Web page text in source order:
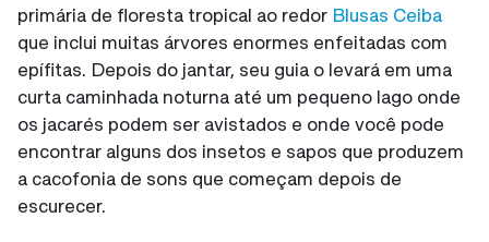
primária de floresta tropical ao redor Blusas Ceiba
que inclui muitas árvores enormes enfeitadas com
epífitas. Depois do jantar, seu guia o levará em uma
curta caminhada noturna até um pequeno lago onde
os jacarés podem ser avistados e onde você pode
encontrar alguns dos insetos e sapos que produzem
a cacofonia de sons que começam depois de
escurecer.